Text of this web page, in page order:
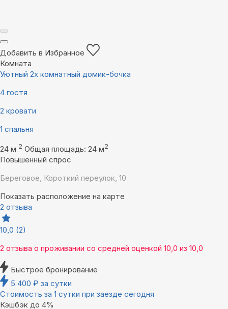
Добавить в Избранное
Комната
Уютный 2х комнатный домик-бочка
4 гостя
2 кровати
1 спальня
24 м 2 Общая площадь: 24 м2
Повышенный спрос
Береговое, Короткий переулок, 10
Показать расположение на карте
2 отзыва
10,0 (2)
2 отзыва о проживании со средней оценкой 10,0 из 10,0
Быстрое бронирование
5 400 ₽ за сутки
Стоимость за 1 сутки при заезде сегодня
Кэшбэк до 4%